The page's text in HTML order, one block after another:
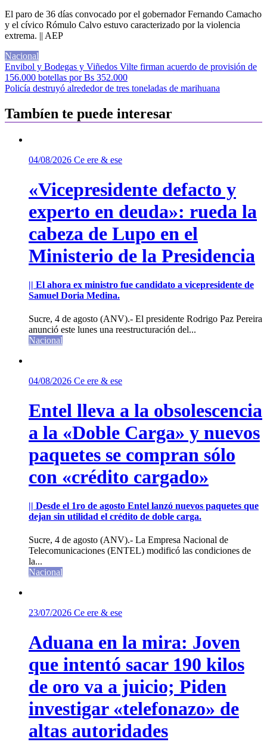
El paro de 36 días convocado por el gobernador Fernando Camacho
y el cívico Rómulo Calvo estuvo caracterizado por la violencia
extrema. || AEP
Nacional
Navegación
de
Envibol y Bodegas y Viñedos Vilte firman acuerdo de provisión de
156.000 botellas por Bs 352.000
Policía destruyó alrededor de tres toneladas de marihuana
Tambíen te puede interesar
04/08/2026 Ce ere & ese
«Vicepresidente defacto y
experto en deuda»: rueda la
cabeza de Lupo en el
Ministerio de la Presidencia
|| El ahora ex ministro fue candidato a vicepresidente de
Samuel Doria Medina.
Sucre, 4 de agosto (ANV).- El presidente Rodrigo Paz Pereira
anunció este lunes una reestructuración del...
Nacional
04/08/2026 Ce ere & ese
Entel lleva a la obsolescencia
a la «Doble Carga» y nuevos
paquetes se compran sólo
con «crédito cargado»
|| Desde el 1ro de agosto Entel lanzó nuevos paquetes que
dejan sin utilidad el crédito de doble carga.
Sucre, 4 de agosto (ANV).- La Empresa Nacional de
Telecomunicaciones (ENTEL) modificó las condiciones de
la...
Nacional
23/07/2026 Ce ere & ese
Aduana en la mira: Joven
que intentó sacar 190 kilos
de oro va a juicio; Piden
investigar «telefonazo» de
altas autoridades